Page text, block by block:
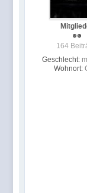
164
Geschlecht:
Wohnort: